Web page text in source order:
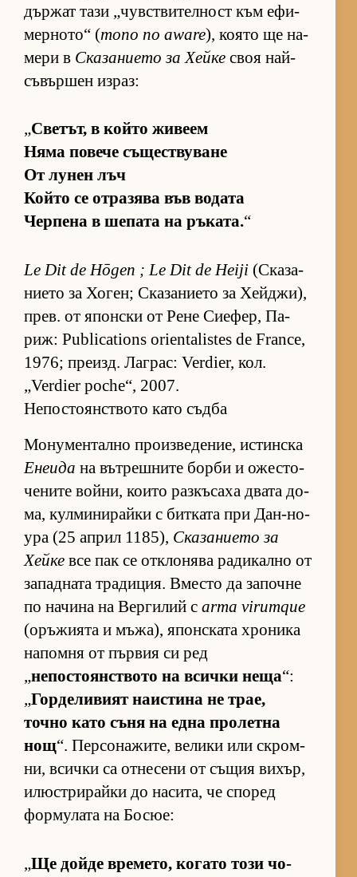
дър­жат тази „чув­с­т­ви­тел­ност към ефи­
мер­но­то“ (mono no aware), ко­ято ще на­
мери в Ска­за­ни­ето за Хейке своя най-
съ­вър­шен из­раз:
„Све­тът, в който жи­веем
Няма по­вече съ­щес­т­ву­ване
От лу­нен лъч
Който се от­ра­зява във во­дата
Чер­пена в ше­пата на ръ­ка­та.“
Le Dit de Hōgen ; Le Dit de Heiji (Ска­за­
ни­ето за Хо­ген; Ска­за­ни­ето за Хей­джи),
прев. от япон­ски от Рене Си­е­фер, Па­
риж: Publications orientalistes de France,
1976; пре­изд. Лаг­рас: Verdier, кол.
„Verdier poche“, 2007.
Непостоянството като съдба
Мо­ну­мен­тално про­из­ве­де­ние, ис­тин­ска
Енеида на вът­реш­ните борби и ожес­то­
че­ните вой­ни, ко­ито раз­къ­саха двата до­
ма, кул­ми­ни­райки с бит­ката при Дан-но-
ура (25 ап­рил 1185), Ска­за­ни­ето за
Хейке все пак се от­к­ло­нява ра­ди­кално от
за­пад­ната тра­ди­ция. Вместо да за­почне
по на­чина на Вер­ги­лий с arma virumque
(о­ръ­жи­ята и мъ­жа), япон­с­ката хро­ника
на­помня от пър­вия си ред
„не­пос­то­ян­с­т­вото на всички неща“:
„Гор­де­ли­вият на­ис­тина не трае,
точно като съня на една про­летна
нощ“. Пер­со­на­жи­те, ве­лики или скром­
ни, всички са от­не­сени от съ­щия ви­хър,
илюс­т­ри­райки до на­си­та, че спо­ред
фор­му­лата на Бо­сюе:
„Ще дойде вре­ме­то, ко­гато този чо­